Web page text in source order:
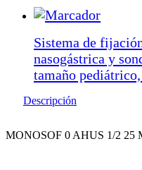
Sistema de
nasogástrica y
tamaño
Descripción
MONOSOF 0 AHUS 1/2 25